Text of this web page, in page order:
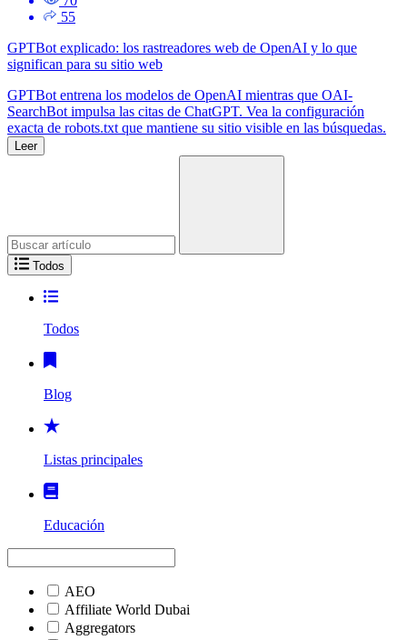
55
GPTBot explicado: los rastreadores web de OpenAI y lo que
significan para su sitio web
GPTBot entrena los modelos de OpenAI mientras que OAI-
SearchBot impulsa las citas de ChatGPT. Vea la configuración
exacta de robots.txt que mantiene su sitio visible en las búsquedas.
Leer
Todos
Todos
Blog
Listas principales
Educación
AEO
Affiliate World Dubai
Aggregators